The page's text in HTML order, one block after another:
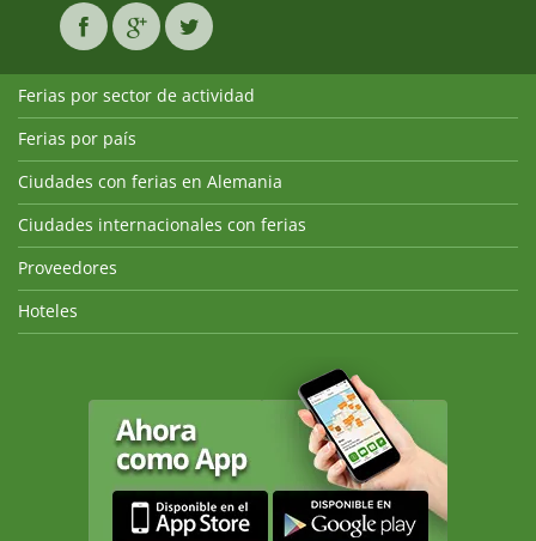
Ferias por sector de actividad
Ferias por país
Ciudades con ferias en Alemania
Ciudades internacionales con ferias
Proveedores
Hoteles